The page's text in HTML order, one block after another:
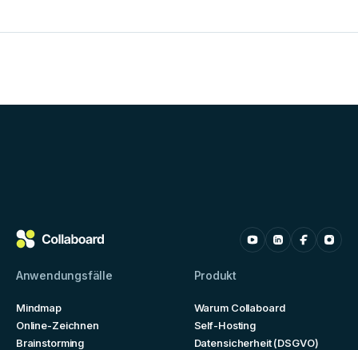
Anwendungsfälle
Mindmap
Online-Zeichnen
Brainstorming
Produkt
Warum Collaboard
Self-Hosting
Datensicherheit (DSGVO)